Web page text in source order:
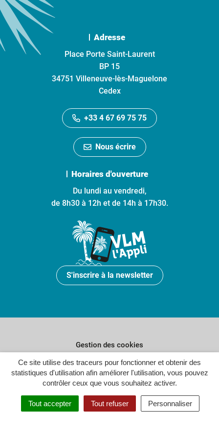
Ce site utilise des traceurs pour fonctionner et obtenir des
statistiques d'utilisation afin améliorer l'utilisation, vous pouvez
contrôler ceux que vous souhaitez activer.
Tout accepter Tout refuser Personnaliser
Adresse
Place Porte Saint-Laurent
BP 15
34751 Villeneuve-lès-Maguelone
Cedex
+33 4 67 69 75 75
Nous écrire
Horaires d'ouverture
Du lundi au vendredi,
de 8h30 à 12h et de 14h à 17h30.
S'inscrire à la newsletter
Gestion des cookies
Plan du site
Politique de confidentialité
Crédits